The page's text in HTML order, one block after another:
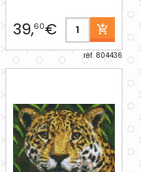
39,60€
réf. 804436